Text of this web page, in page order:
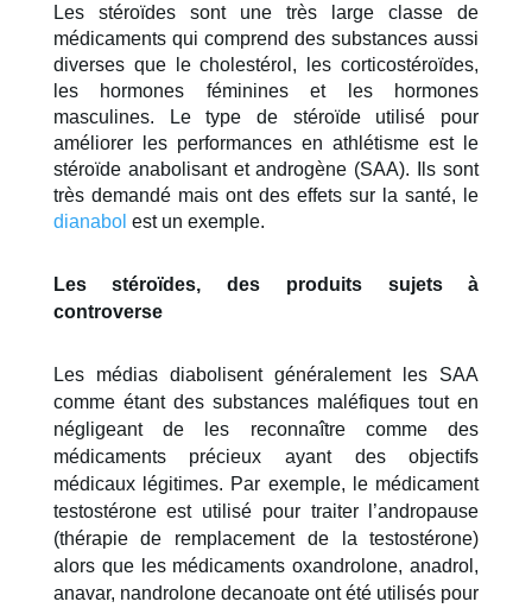
Les stéroïdes sont une très large classe de
médicaments qui comprend des substances aussi
diverses que le cholestérol, les corticostéroïdes,
les hormones féminines et les hormones
masculines. Le type de stéroïde utilisé pour
améliorer les performances en athlétisme est le
stéroïde anabolisant et androgène (SAA). Ils sont
dianabol est un exemple.
Les stéroïdes, des produits sujets à
controverse
Les médias diabolisent généralement les SAA
comme étant des substances maléfiques tout en
négligeant de les reconnaître comme des
médicaments précieux ayant des objectifs
médicaux légitimes. Par exemple, le médicament
testostérone est utilisé pour traiter l’andropause
(thérapie de remplacement de la testostérone)
alors que les médicaments oxandrolone, anadrol,
anavar, nandrolone decanoate ont été utilisés pour